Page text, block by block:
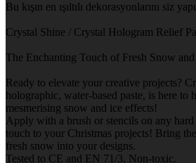
Bu kışın en ışıltılı dekorasyonlarını siz
Crystal Shine / Crystal Hologram Relief
The Enchanting Touch of Fresh Snow
Ready to elevate your creative projects?
holographic, water-based paste, is here to
mesmerising snow and ice effects!
Apply with a brush or stencils on any
touch to your Christmas projects! Bring
fresh snow into your designs.
Tested to CE and EN 71/3, Non-toxic.